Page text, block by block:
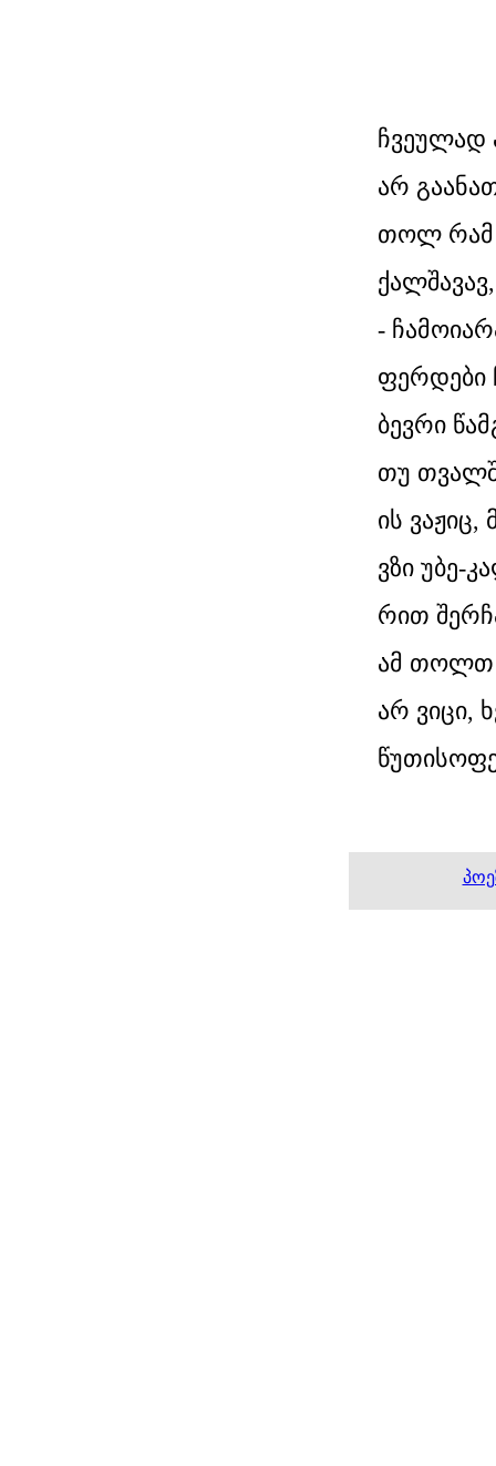
ჩვეულად
არ
თოლ რამ
-
ფერდები
ბევრი
თუ
ის
ვზი უბე-
რით
ამ თოლთ
არ ვიცი,